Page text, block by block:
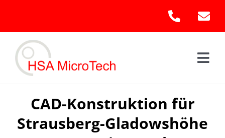
content
CAD-Konstruktion für
Strausberg-Gladowshöhe